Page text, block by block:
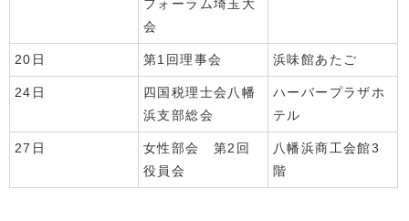
フォーラム埼玉大
会
20日 第1回理事会 浜味館あたご
24日
四国税理士会八幡
浜支部総会
ハーバープラザホ
テル
27日
女性部会 第2回
役員会
八幡浜商工会館3
階